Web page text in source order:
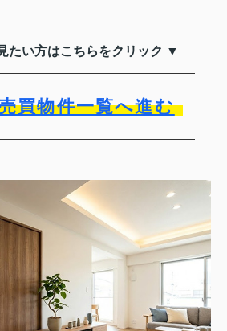
たい方はこちらをクリック ▼
買物件一覧へ進む